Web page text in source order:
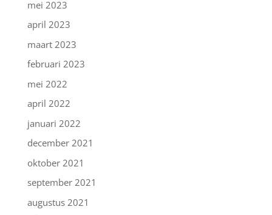
mei 2023
april 2023
maart 2023
februari 2023
mei 2022
april 2022
januari 2022
december 2021
oktober 2021
september 2021
augustus 2021